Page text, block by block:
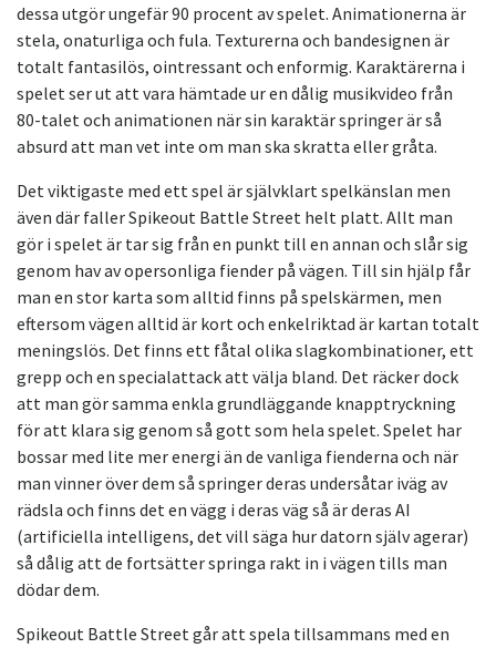
dessa utgör ungefär 90 procent av spelet. Animationerna är
stela, onaturliga och fula. Texturerna och bandesignen är
totalt fantasilös, ointressant och enformig. Karaktärerna i
spelet ser ut att vara hämtade ur en dålig musikvideo från
80-talet och animationen när sin karaktär springer är så
absurd att man vet inte om man ska skratta eller gråta.
Det viktigaste med ett spel är självklart spelkänslan men
även där faller Spikeout Battle Street helt platt. Allt man
gör i spelet är tar sig från en punkt till en annan och slår sig
genom hav av opersonliga fiender på vägen. Till sin hjälp får
man en stor karta som alltid finns på spelskärmen, men
eftersom vägen alltid är kort och enkelriktad är kartan totalt
meningslös. Det finns ett fåtal olika slagkombinationer, ett
grepp och en specialattack att välja bland. Det räcker dock
att man gör samma enkla grundläggande knapptryckning
för att klara sig genom så gott som hela spelet. Spelet har
bossar med lite mer energi än de vanliga fienderna och när
man vinner över dem så springer deras undersåtar iväg av
rädsla och finns det en vägg i deras väg så är deras AI
(artificiella intelligens, det vill säga hur datorn själv agerar)
så dålig att de fortsätter springa rakt in i vägen tills man
dödar dem.
Spikeout Battle Street går att spela tillsammans med en